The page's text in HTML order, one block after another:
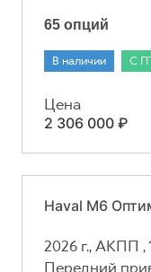
65 опций
В наличии С
Цена
2 306 000 ₽
Haval M6
2026 г., АКПП ,
Передний